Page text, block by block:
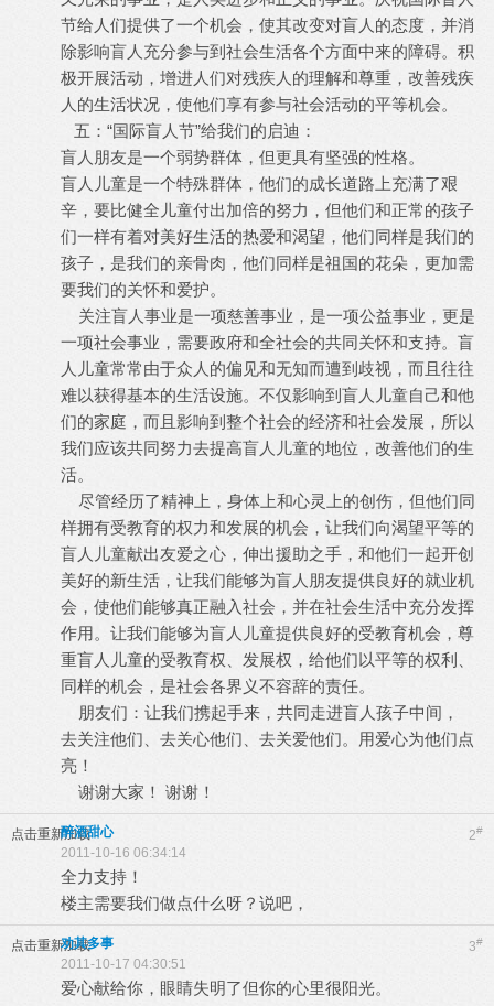
节给人们提供了一个机会，使其改变对盲人的态度，并消
除影响盲人充分参与到社会生活各个方面中来的障碍。积
极开展活动，增进人们对残疾人的理解和尊重，改善残疾
人的生活状况，使他们享有参与社会活动的平等机会。
五：“国际盲人节”给我们的启迪：
盲人朋友是一个弱势群体，但更具有坚强的性格。
盲人儿童是一个特殊群体，他们的成长道路上充满了艰
辛，要比健全儿童付出加倍的努力，但他们和正常的孩子
们一样有着对美好生活的热爱和渴望，他们同样是我们的
孩子，是我们的亲骨肉，他们同样是祖国的花朵，更加需
要我们的关怀和爱护。
关注盲人事业是一项慈善事业，是一项公益事业，更是
一项社会事业，需要政府和全社会的共同关怀和支持。盲
人儿童常常由于众人的偏见和无知而遭到歧视，而且往往
难以获得基本的生活设施。不仅影响到盲人儿童自己和他
们的家庭，而且影响到整个社会的经济和社会发展，所以
我们应该共同努力去提高盲人儿童的地位，改善他们的生
活。
尽管经历了精神上，身体上和心灵上的创伤，但他们同
样拥有受教育的权力和发展的机会，让我们向渴望平等的
盲人儿童献出友爱之心，伸出援助之手，和他们一起开创
美好的新生活，让我们能够为盲人朋友提供良好的就业机
会，使他们能够真正融入社会，并在社会生活中充分发挥
作用。让我们能够为盲人儿童提供良好的受教育机会，尊
重盲人儿童的受教育权、发展权，给他们以平等的权利、
同样的机会，是社会各界义不容辞的责任。
朋友们：让我们携起手来，共同走进盲人孩子中间，
去关注他们、去关心他们、去关爱他们。用爱心为他们点
亮！
谢谢大家！ 谢谢！
点击重新加载 2#
醉酒甜心
2011-10-16 06:34:14
全力支持！
楼主需要我们做点什么呀？说吧，
点击重新加载 3#
劝其多事
2011-10-17 04:30:51
爱心献给你，眼睛失明了但你的心里很阳光。